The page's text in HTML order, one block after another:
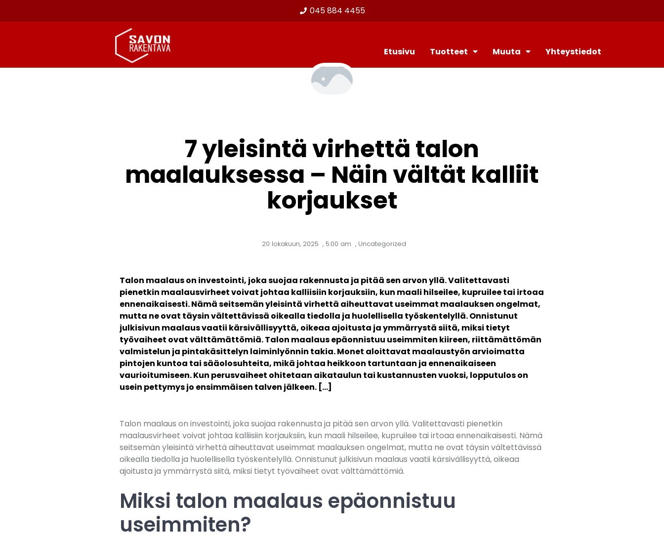
045 884 4455
Etusivu Tuotteet Muuta Yhteystiedot
7 yleisintä virhettä talon
maalauksessa – Näin vältät kalliit
korjaukset
20 lokakuun, 2025 , 5:00 am , Uncategorized
Talon maalaus on investointi, joka suojaa rakennusta ja pitää sen arvon yllä. Valitettavasti
pienetkin maalausvirheet voivat johtaa kalliisiin korjauksiin, kun maali hilseilee, kupruilee tai irtoaa
ennenaikaisesti. Nämä seitsemän yleisintä virhettä aiheuttavat useimmat maalauksen ongelmat,
mutta ne ovat täysin vältettävissä oikealla tiedolla ja huolellisella työskentelyllä. Onnistunut
julkisivun maalaus vaatii kärsivällisyyttä, oikeaa ajoitusta ja ymmärrystä siitä, miksi tietyt
työvaiheet ovat välttämättömiä. Talon maalaus epäonnistuu useimmiten kiireen, riittämättömän
valmistelun ja pintakäsittelyn laiminlyönnin takia. Monet aloittavat maalaustyön arvioimatta
pintojen kuntoa tai sääolosuhteita, mikä johtaa heikkoon tartuntaan ja ennenaikaiseen
vaurioitumiseen. Kun perusvaiheet ohitetaan aikataulun tai kustannusten vuoksi, lopputulos on
usein pettymys jo ensimmäisen talven jälkeen. […]
Talon maalaus on investointi, joka suojaa rakennusta ja pitää sen arvon yllä. Valitettavasti pienetkin
maalausvirheet voivat johtaa kalliisiin korjauksiin, kun maali hilseilee, kupruilee tai irtoaa ennenaikaisesti. Nämä
seitsemän yleisintä virhettä aiheuttavat useimmat maalauksen ongelmat, mutta ne ovat täysin vältettävissä
oikealla tiedolla ja huolellisella työskentelyllä. Onnistunut julkisivun maalaus vaatii kärsivällisyyttä, oikeaa
ajoitusta ja ymmärrystä siitä, miksi tietyt työvaiheet ovat välttämättömiä.
Miksi talon maalaus epäonnistuu
useimmiten?